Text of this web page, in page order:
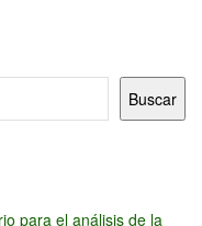
Buscar
para el análisis de la